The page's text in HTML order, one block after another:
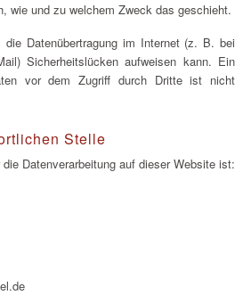
wie und zu welchem Zweck das geschieht.
Datenübertragung im Internet (z. B. bei
Sicherheitslücken aufweisen kann. Ein
vor dem Zugriff durch Dritte ist nicht
Stelle
Datenverarbeitung auf dieser Website ist: